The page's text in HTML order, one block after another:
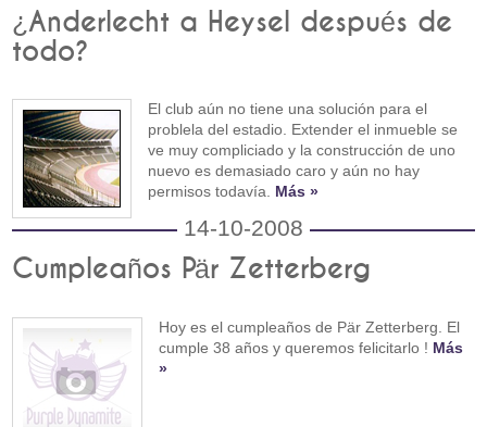
¿Anderlecht a Heysel después de
todo?
El club aún no tiene una solución para el
problela del estadio. Extender el inmueble se
ve muy compliciado y la construcción de uno
nuevo es demasiado caro y aún no hay
permisos todavía. Más »
14-10-2008
Cumpleaños Pär Zetterberg
Hoy es el cumpleaños de Pär Zetterberg. El
cumple 38 años y queremos felicitarlo ! Más
»